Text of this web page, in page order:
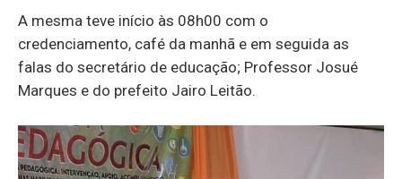
A mesma teve início às 08h00 com o
credenciamento, café da manhã e em seguida as
falas do secretário de educação; Professor Josué
Marques e do prefeito Jairo Leitão.